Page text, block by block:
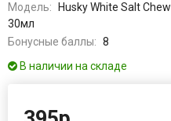
Модель:
Husky White Salt
30мл
Бонусные баллы: 8
В наличии на складе